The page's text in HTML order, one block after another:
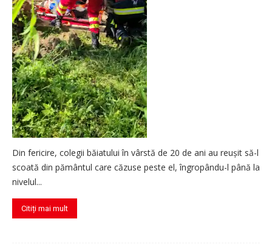
Din fericire, colegii băiatului în vârstă de 20 de ani au reușit să-l
scoată din pământul care căzuse peste el, îngropându-l până la
nivelul...
Citiți mai mult